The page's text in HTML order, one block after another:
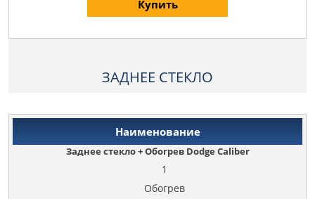
Купить
ЗАДНЕЕ СТЕКЛО
Заднее стекло + Обогрев Dodge Caliber
1
Обогрев